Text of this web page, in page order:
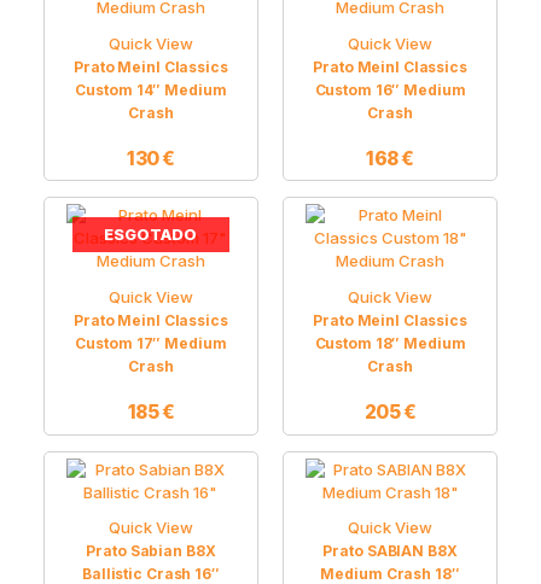
Quick View
Prato Meinl Classics
Custom 14″ Medium
Crash
130€
Quick View
Prato Meinl Classics
Custom 16″ Medium
Crash
168€
ESGOTADO
Quick View
Prato Meinl Classics
Custom 17″ Medium
Crash
185€
Quick View
Prato Meinl Classics
Custom 18″ Medium
Crash
205€
Quick View
Prato Sabian B8X
Ballistic Crash 16″
Quick View
Prato SABIAN B8X
Medium Crash 18″